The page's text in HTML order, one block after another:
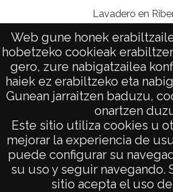
Web gune honek
hobetzeko cookieak
gero, zure nabigatzailea
haiek ez erabiltzeko eta
Gunean jarraitzen baduzu,
onartzen
Este sitio utiliza cookies u
mejorar la experiencia de
puede configurar su
su uso y seguir navegando.
sitio acepta el uso
Lavadero en
AVISO LEGAL
POLÍTICA DE PRIVACIDAD
ACCESIBILIDAD
ATENCIÓN CIUDADANA